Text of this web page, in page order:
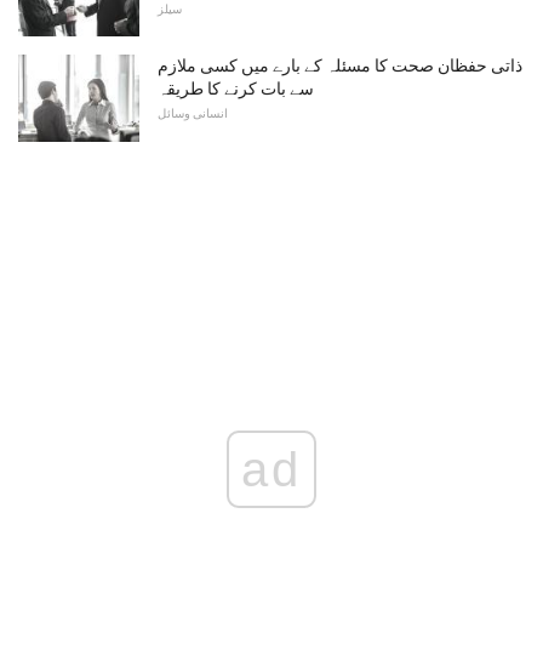
سیلز
ذاتی حفظان صحت کا مسئلہ کے بارے میں کسی ملازم
سے بات کرنے کا طریقہ
انسانی وسائل
ad